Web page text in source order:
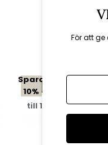
Spara
10%
till 16/8
För att